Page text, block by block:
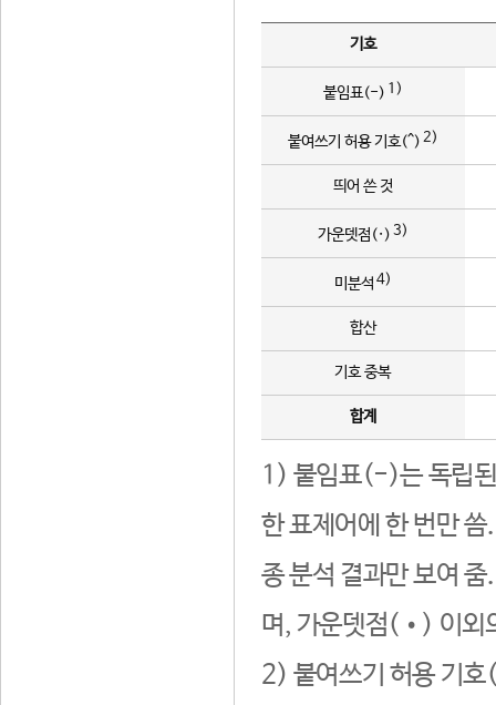
기호
붙임표(-) 1)
붙여쓰기 허용 기호(^) 2)
띄어 쓴 것
가운뎃점(·) 3)
미분석 4)
합산
기호 중복
합계
1) 붙임표(-)는 독립된
한 표제어에 한 번만
종 분석 결과만 보여
며, 가운뎃점(•) 이외
2) 붙여쓰기 허용 기호